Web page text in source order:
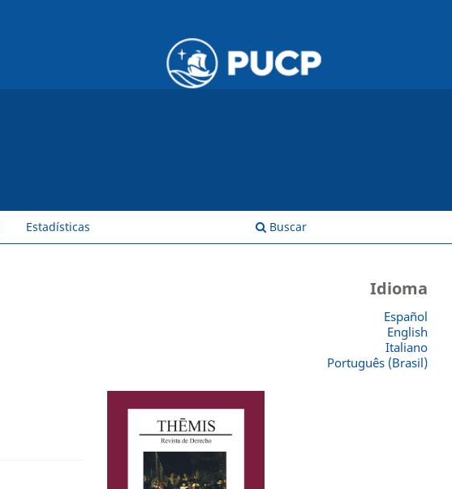
Estadísticas Buscar
Idioma
Español
English
Italiano
Português (Brasil)